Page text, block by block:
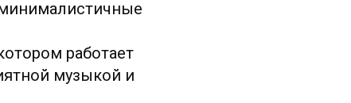
работает
музыкой и